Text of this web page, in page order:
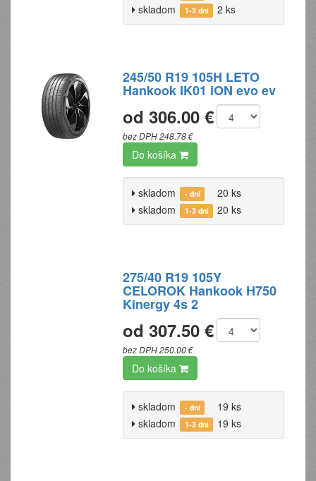
skladom
1-3 dni 2 ks
245/50 R19 105H LETO
Hankook IK01 iON evo ev
od 306.00 €
bez DPH 248.78 €
Do košíka
skladom - dní
20 ks
skladom
1-3 dni 20 ks
275/40 R19 105Y
CELOROK Hankook H750
Kinergy 4s 2
od 307.50 €
bez DPH 250.00 €
Do košíka
skladom - dní
19 ks
skladom
1-3 dni 19 ks